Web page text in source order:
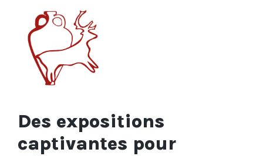
Des expositions
captivantes pour